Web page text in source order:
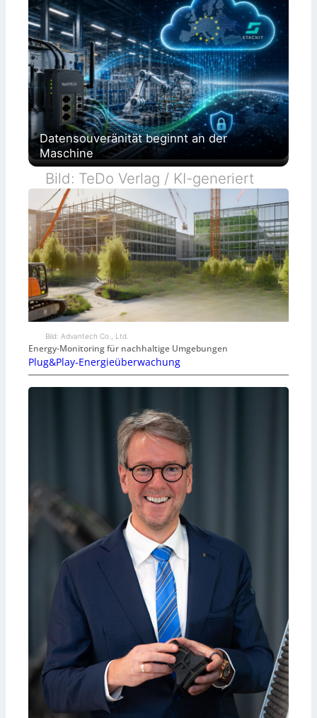
Datensouveränität beginnt an der
Maschine
Bild: TeDo Verlag / KI-generiert
Bild: Advantech Co., Ltd.
Energy-Monitoring für nachhaltige Umgebungen
Plug&Play-Energieüberwachung